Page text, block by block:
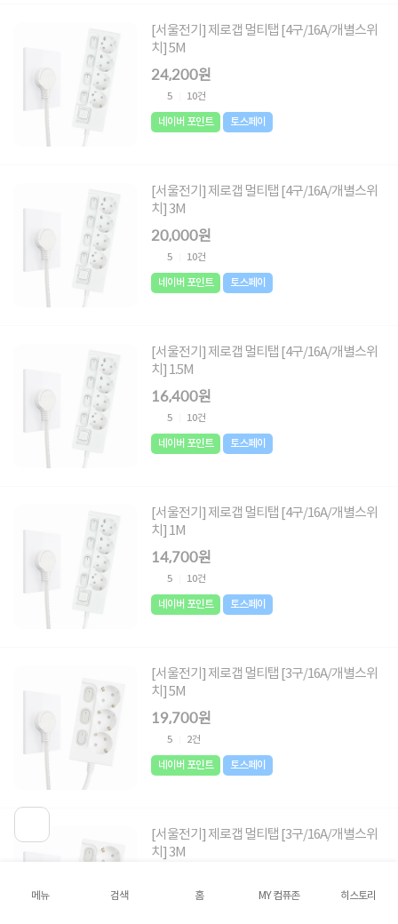
[서울전기] 제로갭 멀티탭 [4구/16A/개별스위
치] 5M
24,200원
5 10건
네이버 포인트 토스페이
[서울전기] 제로갭 멀티탭 [4구/16A/개별스위
치] 3M
20,000원
5 10건
네이버 포인트 토스페이
[서울전기] 제로갭 멀티탭 [4구/16A/개별스위
치] 1.5M
16,400원
5 10건
네이버 포인트 토스페이
[서울전기] 제로갭 멀티탭 [4구/16A/개별스위
치] 1M
14,700원
5 10건
네이버 포인트 토스페이
[서울전기] 제로갭 멀티탭 [3구/16A/개별스위
치] 5M
19,700원
5 2건
네이버 포인트 토스페이
[서울전기] 제로갭 멀티탭 [3구/16A/개별스위
치] 3M
2건
메뉴 검색 홈 MY 컴퓨존 히스토리